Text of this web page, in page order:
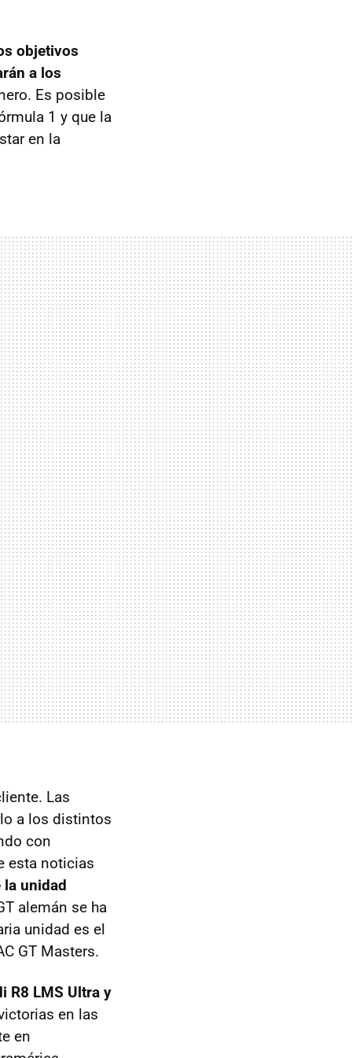
objetivos
a los
Es posible
1 y que la
en la
Las
a los distintos
con
esta noticias
la unidad
alemán se ha
unidad es el
GT Masters.
R8 LMS Ultra y
en las
en